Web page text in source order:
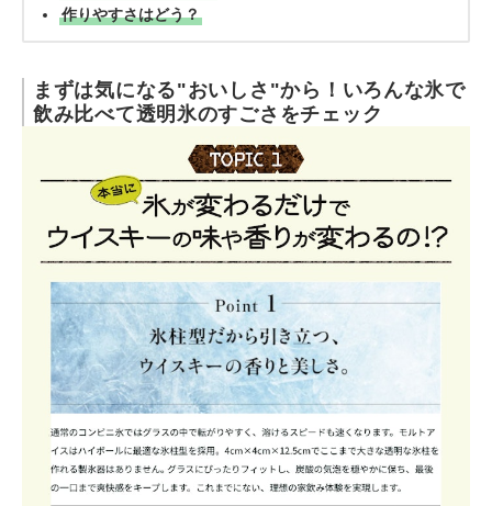
作りやすさはどう？
まずは気になる"おいしさ"から！いろんな氷で
飲み比べて透明氷のすごさをチェック